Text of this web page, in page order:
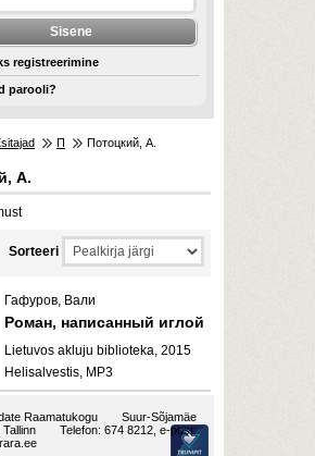
registreerimine
parooli?
П Потоцкий, А.
А.
Sorteeri
Гафуров, Вали
Роман, написанный иглой
Lietuvos akluju biblioteka, 2015
Helisalvestis, MP3
Raamatukogu
Suur-Sõjamäe
Tallinn
Telefon: 674 8212, e-post: